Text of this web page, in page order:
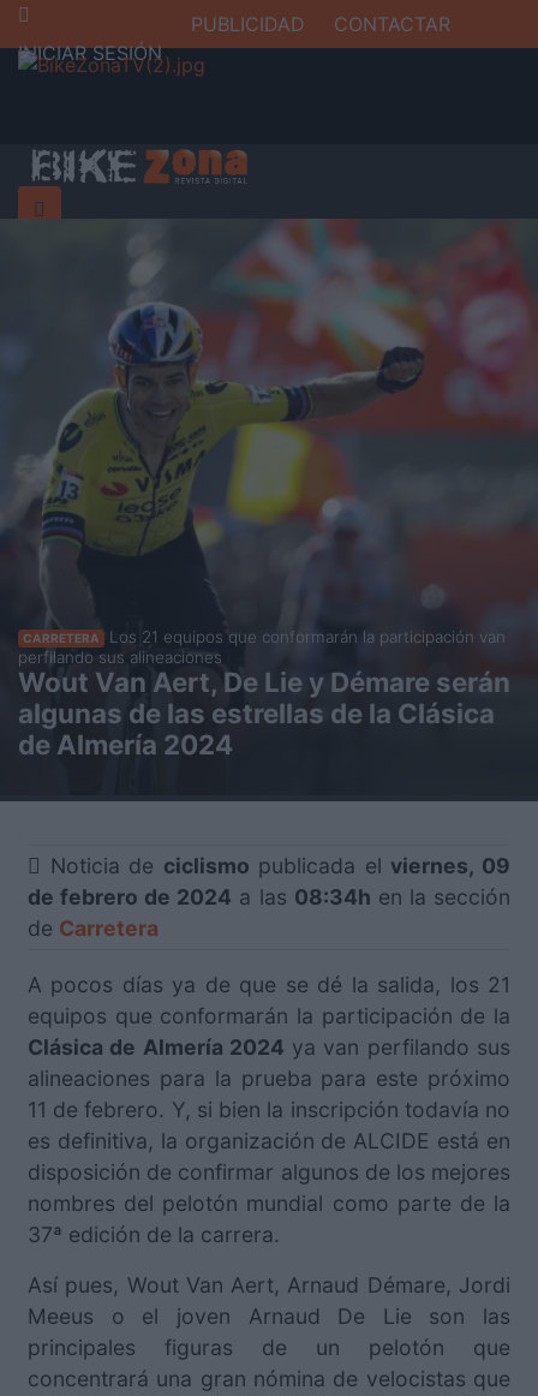
INICIAR SESIÓN
PUBLICIDAD CONTACTAR
CARRETERA Los 21 equipos que conformarán la participación van
perfilando sus alineaciones
Wout Van Aert, De Lie y Démare serán
algunas de las estrellas de la Clásica
de Almería 2024
Noticia de ciclismo publicada el viernes, 09
de febrero de 2024 a las 08:34h en la sección
de Carretera
A pocos días ya de que se dé la salida, los 21
equipos que conformarán la participación de la
Clásica de Almería 2024 ya van perfilando sus
alineaciones para la prueba para este próximo
11 de febrero. Y, si bien la inscripción todavía no
es definitiva, la organización de ALCIDE está en
disposición de confirmar algunos de los mejores
nombres del pelotón mundial como parte de la
37ª edición de la carrera.
Así pues, Wout Van Aert, Arnaud Démare, Jordi
Meeus o el joven Arnaud De Lie son las
principales figuras de un pelotón que
concentrará una gran nómina de velocistas que